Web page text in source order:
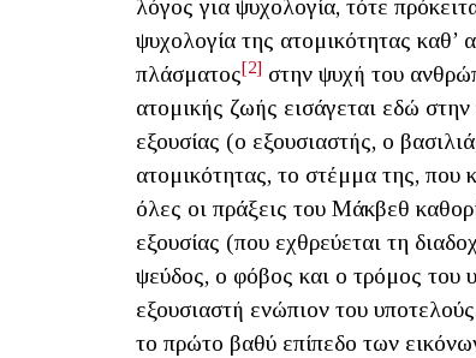
λόγος για ψυχολογία, τότε
ψυχολογία της ατομικότητας καθ’
πλάσματος[2] στην ψυχή του
ατομικής ζωής εισάγεται εδώ
εξουσίας (ο εξουσιαστής, ο
ατομικότητας, το στέμμα της, που
όλες οι πράξεις του Μάκβεθ
εξουσίας (που εχθρεύεται τη
ψεύδος, ο φόβος και ο τρόμος του
εξουσιαστή ενώπιον του
το πρώτο βαθύ επίπεδο των